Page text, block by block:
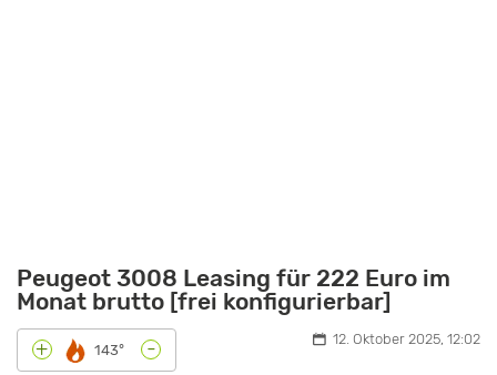
Peugeot 3008 Leasing für 222 Euro im
Monat brutto [frei konfigurierbar]
+ 143° - 12. Oktober 2025, 12:02